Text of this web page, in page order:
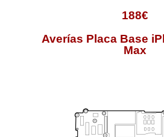
188€
Averías Placa Base
Max